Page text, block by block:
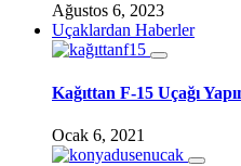
Ağustos 6, 2023
Uçaklardan Haberler
Kağıttan F-15 Uçağı
Ocak 6, 2021